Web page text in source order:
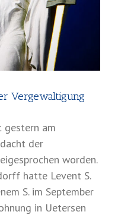
Vergewaltigung
gestern am
der
worden.
hatte Levent S.
S. im September
in Uetersen